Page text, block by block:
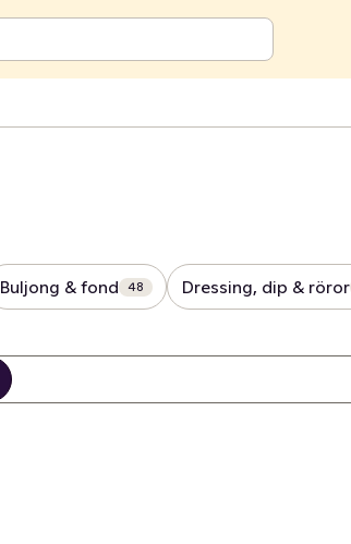
Buljong & fond 48 Dressing, dip & röror